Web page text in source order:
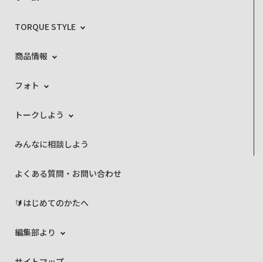
TORQUE STYLE
商品情報
フォト
トークしよう
みんなに相談しよう
よくある質問・お問い合わせ
🔰はじめてのかたへ
編集部より